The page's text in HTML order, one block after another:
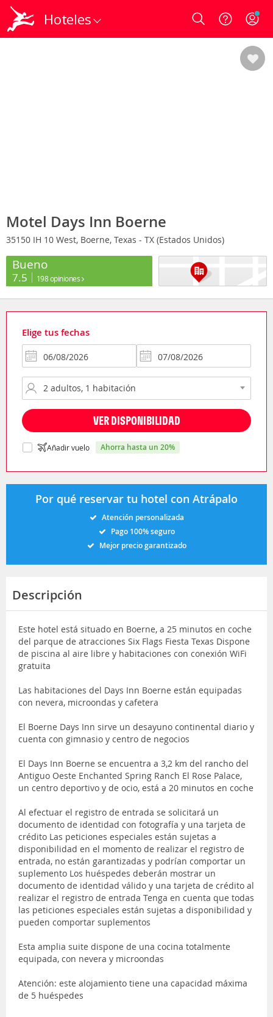
Hoteles Login
Motel Days Inn Boerne
35150 IH 10 West, Boerne, Texas - TX (Estados Unidos)
Bueno
7.5 198 opiniones
Elige tus fechas
VER DISPONIBILIDAD
Añadir vuelo ahorra hasta un 20%
Por qué reservar tu hotel con Atrápalo
Atención personalizada
Pago 100% seguro
Mejor precio garantizado
Descripción
Este hotel está situado en Boerne, a 25 minutos en coche
del parque de atracciones Six Flags Fiesta Texas Dispone
de piscina al aire libre y habitaciones con conexión WiFi
gratuita
Las habitaciones del Days Inn Boerne están equipadas
con nevera, microondas y cafetera
El Boerne Days Inn sirve un desayuno continental diario y
cuenta con gimnasio y centro de negocios
El Days Inn Boerne se encuentra a 3,2 km del rancho del
Antiguo Oeste Enchanted Spring Ranch El Rose Palace,
un centro deportivo y de ocio, está a 20 minutos en coche
Al efectuar el registro de entrada se solicitará un
documento de identidad con fotografía y una tarjeta de
crédito Las peticiones especiales están sujetas a
disponibilidad en el momento de realizar el registro de
entrada, no están garantizadas y podrían comportar un
suplemento Los huéspedes deberán mostrar un
documento de identidad válido y una tarjeta de crédito al
realizar el registro de entrada Tenga en cuenta que todas
las peticiones especiales están sujetas a disponibilidad y
pueden comportar suplementos
Esta amplia suite dispone de una cocina totalmente
equipada, con nevera y microondas
Atención: este alojamiento tiene una capacidad máxima
de 5 huéspedes